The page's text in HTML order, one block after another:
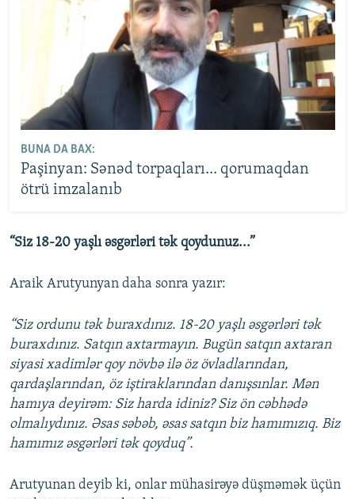
BUNA DA BAX:
Paşinyan: Sənəd torpaqları... qorumaqdan
ötrü imzalanıb
“Siz 18-20 yaşlı əsgərləri tək qoydunuz...”
Araik Arutyunyan daha sonra yazır:
“Siz ordunu tək buraxdınız. 18-20 yaşlı əsgərləri tək
buraxdınız. Satqın axtarmayın. Bugün satqın axtaran
siyasi xadimlər qoy növbə ilə öz övladlarından,
qardaşlarından, öz iştiraklarından danışsınlar. Mən
hamıya deyirəm: Siz harda idiniz? Siz ön cəbhədə
olmalıydınız. Əsas səbəb, əsas satqın biz hamımızıq. Biz
hamımız əsgərləri tək qoyduq”.
Arutyunan deyib ki, onlar mühasirəyə düşməmək üçün